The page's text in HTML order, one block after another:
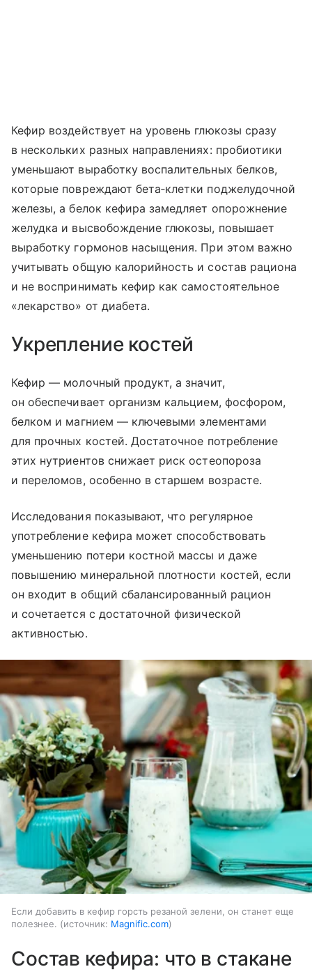
Кефир воздействует на уровень глюкозы сразу
в нескольких разных направлениях: пробиотики
уменьшают выработку воспалительных белков,
которые повреждают бета‑клетки поджелудочной
железы, а белок кефира замедляет опорожнение
желудка и высвобождение глюкозы, повышает
выработку гормонов насыщения. При этом важно
учитывать общую калорийность и состав рациона
и не воспринимать кефир как самостоятельное
«лекарство» от диабета.
Укрепление костей
Кефир — молочный продукт, а значит,
он обеспечивает организм кальцием, фосфором,
белком и магнием — ключевыми элементами
для прочных костей. Достаточное потребление
этих нутриентов снижает риск остеопороза
и переломов, особенно в старшем возрасте.
Исследования показывают, что регулярное
употребление кефира может способствовать
уменьшению потери костной массы и даже
повышению минеральной плотности костей, если
он входит в общий сбалансированный рацион
и сочетается с достаточной физической
активностью.
Если добавить в кефир горсть резаной зелени, он станет еще
полезнее.
источник: Magnific.com
Состав кефира: что в стакане